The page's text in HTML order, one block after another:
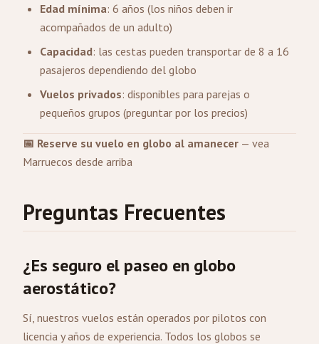
Edad mínima: 6 años (los niños deben ir
acompañados de un adulto)
Capacidad: las cestas pueden transportar de 8 a 16
pasajeros dependiendo del globo
Vuelos privados: disponibles para parejas o
pequeños grupos (preguntar por los precios)
📅 Reserve su vuelo en globo al amanecer — vea
Marruecos desde arriba
Preguntas Frecuentes
¿Es seguro el paseo en globo
aerostático?
Sí, nuestros vuelos están operados por pilotos con
licencia y años de experiencia. Todos los globos se